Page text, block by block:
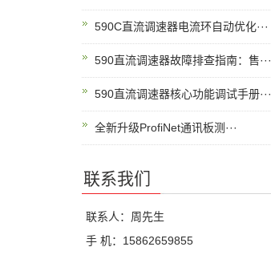
590C直流调速器电流环自动优化···
590直流调速器故障排查指南：售···
590直流调速器核心功能调试手册···
全新升级ProfiNet通讯板测···
联系我们
联系人：周先生
手 机：15862659855